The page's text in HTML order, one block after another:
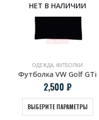
НЕТ В НАЛИЧИИ
ОДЕЖДА, ФУТБОЛКИ
Футболка VW Golf GTi
2,500 ₽
ВЫБЕРИТЕ ПАРАМЕТРЫ